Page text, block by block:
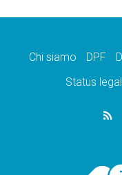
Chi siamo DPF
Status